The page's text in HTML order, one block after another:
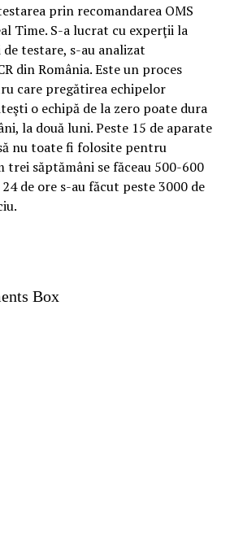
prin recomandarea OMS
Time. S-a lucrat cu experţii la
testare, s-au analizat
din România. Este un proces
care pregătirea echipelor
o echipă de la zero poate dura
la două luni. Peste 15 de aparate
nu toate fi folosite pentru
trei săptămâni se făceau 500-600
de ore s-au făcut peste 3000 de
Box